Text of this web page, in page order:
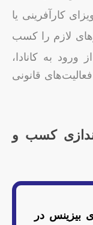
کارآفرینی یا
لازم را کسب
ورود به کانادا،
قانونی
کسب و
بیزینس در